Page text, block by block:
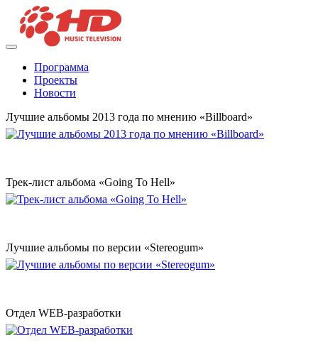
Программа
Проекты
Новости
Лучшие альбомы 2013 года по мнению «Billboard»
Трек-лист альбома «Going To Hell»
Лучшие альбомы по версии «Stereogum»
Отдел WEB-разработки